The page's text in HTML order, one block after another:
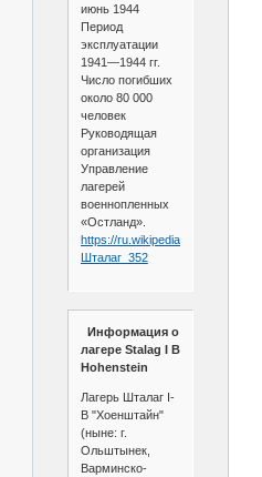
июнь 1944
Период
эксплуатации
1941—1944 гг.
Число погибших
около 80 000
человек
Руководящая
организация
Управление
лагерей
военнопленных
«Остланд».
https://ru.wikipedia.org/wiki/
Шталаг_352
Информация о
лагере Stalag I B
Hohenstein
Лагерь Шталаг I-
B "Хоенштайн"
(ныне: г.
Ольштынек,
Варминско-